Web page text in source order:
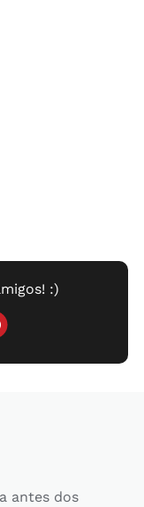
antes dos